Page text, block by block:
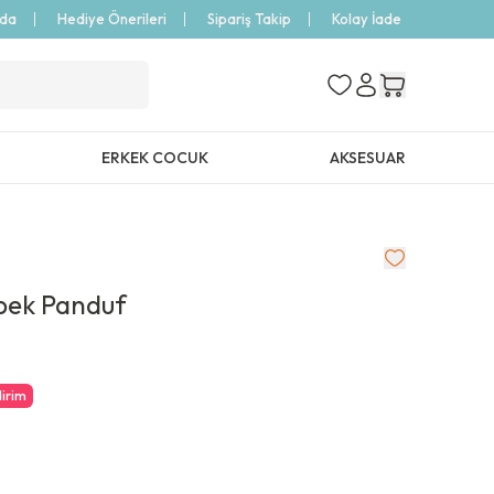
Hediye Önerileri Sipariş Takip Kolay İade
ERKEK COCUK AKSESUAR
Panduf